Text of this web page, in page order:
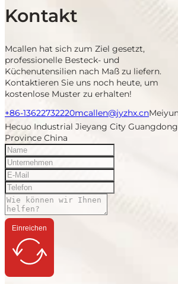
Kontakt
Mcallen hat sich zum Ziel gesetzt,
professionelle Besteck- und
Küchenutensilien nach Maß zu liefern.
Kontaktieren Sie uns noch heute, um
kostenlose Muster zu erhalten!
+86-13622732220mcallen@jyzhx.cn
Hecuo Industrial Jieyang City Guangdong
Province China
Einreichen